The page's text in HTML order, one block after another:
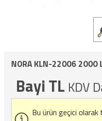
NORA KLN-22006 2000
Bayi TL KDV
Bu ürün geçici